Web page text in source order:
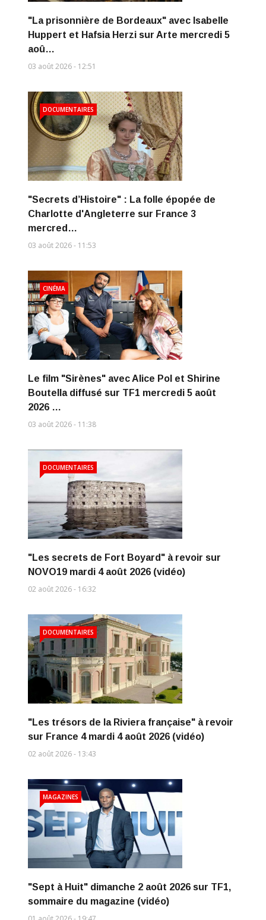
"La prisonnière de Bordeaux" avec Isabelle
Huppert et Hafsia Herzi sur Arte mercredi 5
aoû…
03 août 2026 - 12:51
"Secrets d’Histoire" : La folle épopée de
Charlotte d'Angleterre sur France 3
mercred…
03 août 2026 - 11:53
DOCUMENTAIRES
Le film "Sirènes" avec Alice Pol et Shirine
Boutella diffusé sur TF1 mercredi 5 août
2026 …
03 août 2026 - 11:38
CINÉMA
"Les secrets de Fort Boyard" à revoir sur
NOVO19 mardi 4 août 2026 (vidéo)
02 août 2026 - 16:32
DOCUMENTAIRES
"Les trésors de la Riviera française" à revoir
sur France 4 mardi 4 août 2026 (vidéo)
02 août 2026 - 13:43
DOCUMENTAIRES
"Sept à Huit" dimanche 2 août 2026 sur TF1,
sommaire du magazine (vidéo)
MAGAZINES